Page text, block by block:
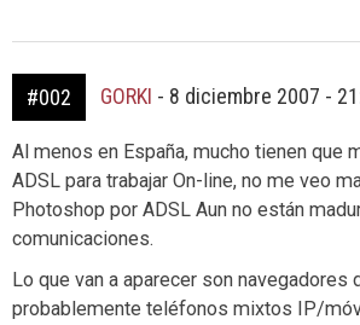
#002 GORKI - 8 diciembre 2007 -
Al menos en España, mucho tienen que
ADSL para trabajar On-line, no me veo
Photoshop por ADSL Aun no están
comunicaciones.
Lo que van a aparecer son navegadores
probablemente teléfonos mixtos IP/